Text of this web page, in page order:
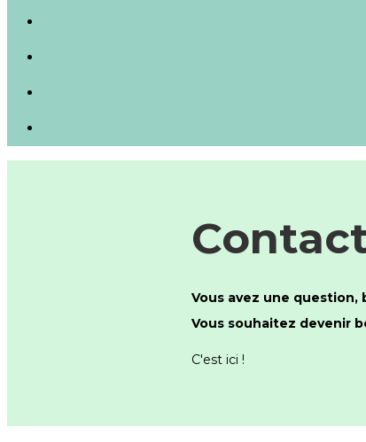
Vous avez une
Vous souhaitez devenir
C'est ici !